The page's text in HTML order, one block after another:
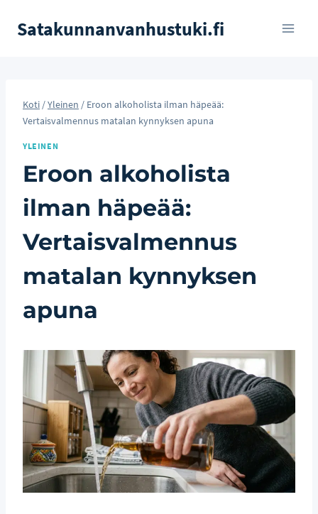
sisältöön
Satakunnanvanhustuki.fi
Koti /Yleinen / Eroon alkoholista ilman häpeää:
Vertaisvalmennus matalan kynnyksen apuna
YLEINEN
Eroon alkoholista
ilman häpeää:
Vertaisvalmennus
matalan kynnyksen
apuna